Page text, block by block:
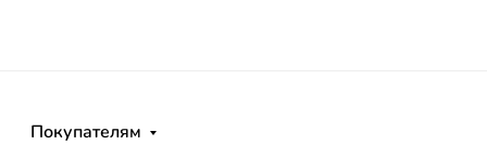
Покупателям